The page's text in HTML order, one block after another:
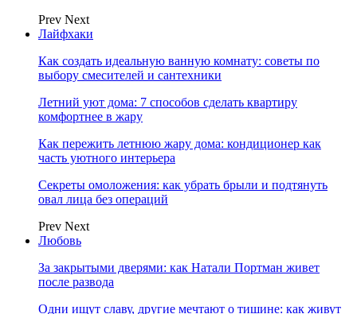
Prev Next
Лайфхаки
Как создать идеальную ванную комнату: советы по
выбору смесителей и сантехники
Летний уют дома: 7 способов сделать квартиру
комфортнее в жару
Как пережить летнюю жару дома: кондиционер как
часть уютного интерьера
Секреты омоложения: как убрать брыли и подтянуть
овал лица без операций
Prev Next
Любовь
За закрытыми дверями: как Натали Портман живет
после развода
Одни ищут славу, другие мечтают о тишине: как живут